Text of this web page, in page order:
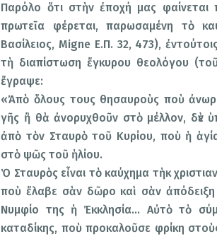
Παρόλο ὅτι στὴν ἐποχή μας
πρωτεῖα φέρεται, παρωσαμένη τὸ
Βασίλειος, Migne Ε.Π. 32, 473),
τὴ διαπίστωση ἔγκυρου θεολόγου
ἔγραψε:
«Ἀπὸ ὅλους τους θησαυροὺς ποὺ
γῆς ἢ θὰ ἀνορυχθοῦν στὸ μέλλον, δὲν
ἀπὸ τὸν Σταυρὸ τοῦ Κυρίου, ποὺ ἡ
στὸ ψῶς τοῦ ἡλίου.
Ὁ Σταυρὸς εἶναι τὸ καύχημα τὴκ
ποὺ ἔλαβε σὰν δῶρο καὶ σὰν
Νυμφίο της ἡ Ἐκκλησία… Αὐτὸ τὸ
καταδίκης, ποὺ προκαλοῦσε φρίκη